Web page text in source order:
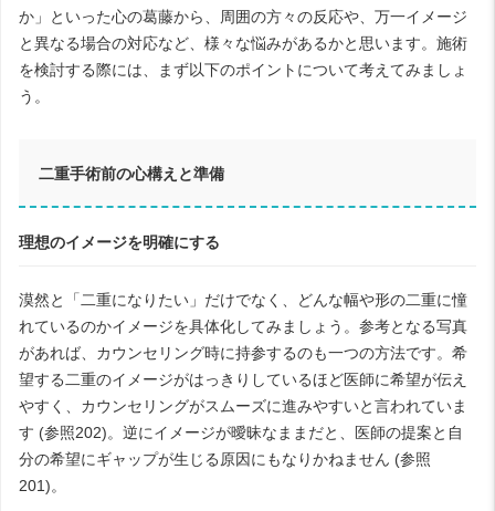
か」といった心の葛藤から、周囲の方々の反応や、万一イメージ
と異なる場合の対応など、様々な悩みがあるかと思います。施術
を検討する際には、まず以下のポイントについて考えてみましょ
う。
二重手術前の心構えと準備
理想のイメージを明確にする
漠然と「二重になりたい」だけでなく、どんな幅や形の二重に憧
れているのかイメージを具体化してみましょう。参考となる写真
があれば、カウンセリング時に持参するのも一つの方法です。希
望する二重のイメージがはっきりしているほど医師に希望が伝え
やすく、カウンセリングがスムーズに進みやすいと言われていま
す (参照202)。逆にイメージが曖昧なままだと、医師の提案と自
分の希望にギャップが生じる原因にもなりかねません (参照
201)。